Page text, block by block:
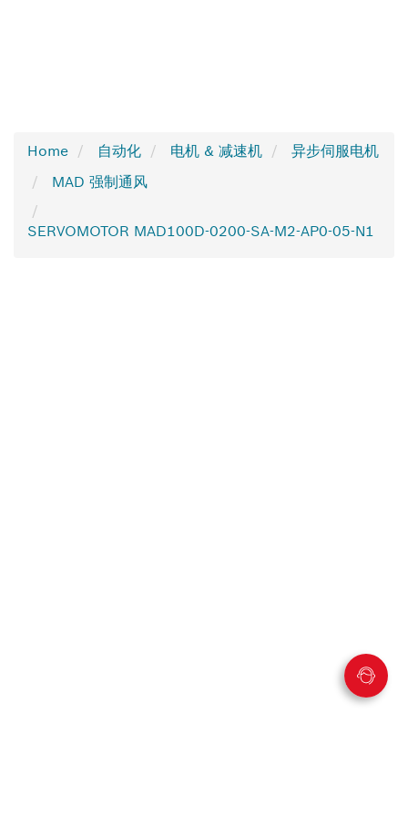
Home 自动化 电机 & 减速机
异步伺服电机
MAD 强制通风
SERVOMOTOR MAD100D-0200-SA-M2-AP0-05-N1